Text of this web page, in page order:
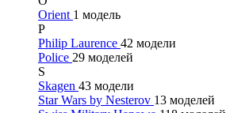
Orient 1 модель
P
Philip Laurence 42 модели
Police 29 моделей
S
Skagen 43 модели
Star Wars by Nesterov 13 моделей